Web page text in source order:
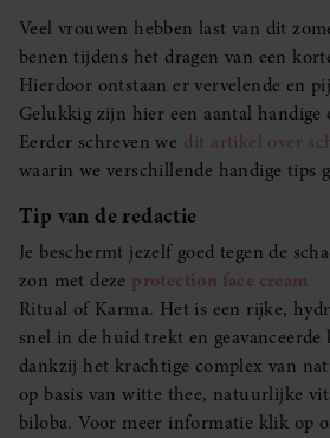
Veel vrouwen hebben last van dit
benen tijdens het dragen van een
Hierdoor ontstaan er vervelende en
Gelukkig zijn hier een aantal handige
Eerder schreven we dit artikel over
waarin we verschillende handige tips
Tip van de redactie
Je beschermt jezelf goed tegen de
zon met deze protection face cream
Ritual of Karma. Het is een rijke,
snel in de huid trekt en geavanceerde
dankzij het krachtige complex van
op basis van witte thee, natuurlijke
biloba. Voor meer informatie klik op